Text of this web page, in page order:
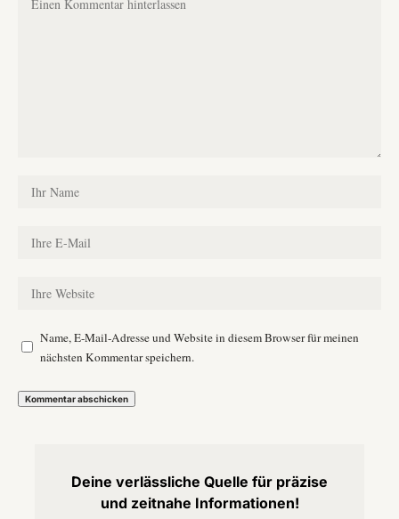
Name, E-Mail-Adresse und Website in diesem Browser für meinen
nächsten Kommentar speichern.
Deine verlässliche Quelle für präzise
und zeitnahe Informationen!